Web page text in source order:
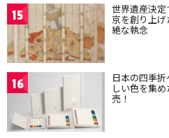
15 世界遺産決
京を創り上
絶な執念
16 日本の四季
しい色を集
売！